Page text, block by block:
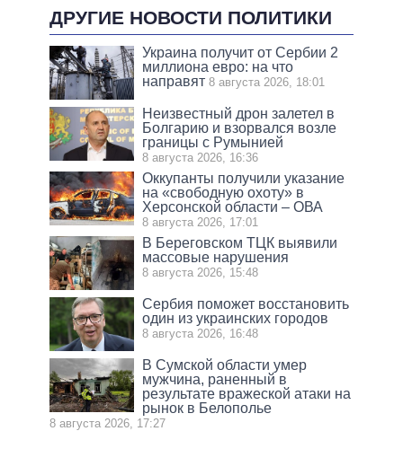
ДРУГИЕ НОВОСТИ ПОЛИТИКИ
Украина получит от Сербии 2
миллиона евро: на что
направят 8 августа 2026, 18:01
Неизвестный дрон залетел в
Болгарию и взорвался возле
границы с Румынией
8 августа 2026, 16:36
Оккупанты получили указание
на «свободную охоту» в
Херсонской области – ОВА
8 августа 2026, 17:01
В Береговском ТЦК выявили
массовые нарушения
8 августа 2026, 15:48
Сербия поможет восстановить
один из украинских городов
8 августа 2026, 16:48
В Сумской области умер
мужчина, раненный в
результате вражеской атаки на
рынок в Белополье
8 августа 2026, 17:27